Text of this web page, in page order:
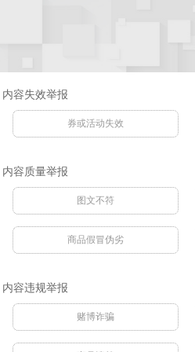
内容失效举报
券或活动失效
内容质量举报
图文不符
商品假冒伪劣
内容违规举报
赌博诈骗